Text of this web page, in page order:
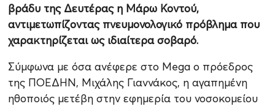
βράδυ της Δευτέρας η Μάρω Κοντού,
αντιμετωπίζοντας πνευμονολογικό πρόβλημα που
χαρακτηρίζεται ως ιδιαίτερα σοβαρό.
Σύμφωνα με όσα ανέφερε στο Mega ο πρόεδρος
της ΠΟΕΔΗΝ, Μιχάλης Γιαννάκος, η αγαπημένη
ηθοποιός μετέβη στην εφημερία του νοσοκομείου